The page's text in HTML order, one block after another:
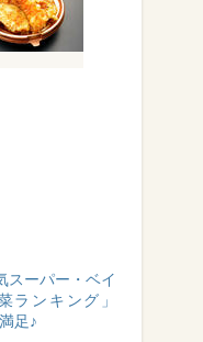
スーパー・ベイ
ランキング」
足♪